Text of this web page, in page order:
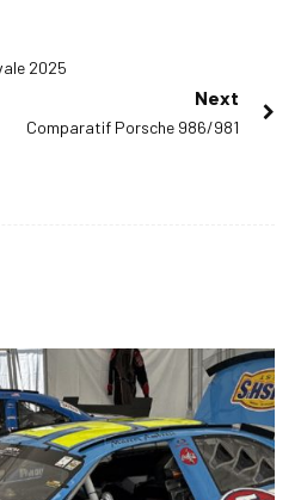
2025
Next
Next
Comparatif Porsche 986/981